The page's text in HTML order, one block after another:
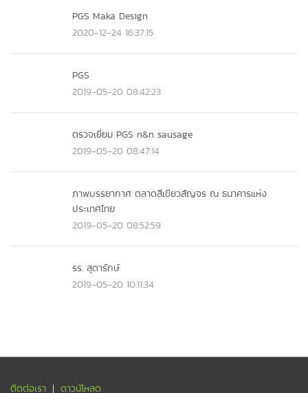
PGS Maka Design
2020-12-24 16:37:15
PGS
2019-05-20 08:42:23
ตรวจเยี่ยม PGS n&n sausage
2019-05-20 08:47:14
ภาพบรรยากาศ ตลาดสีเขียวสัญจร ณ ธนาคารแห่ง
ประเทศไทย
2019-05-20 08:52:59
รร. สุดารักษ์
2019-05-20 10:11:34
ติดต่อเรา ดาวน์โหลด